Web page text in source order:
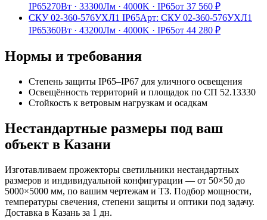
IP65270Вт · 33300Лм · 4000K · IP65от 37 560 ₽
СКУ 02-360-576УХЛ1 IP65Арт: СКУ 02-360-576УХЛ1
IP65360Вт · 43200Лм · 4000K · IP65от 44 280 ₽
Нормы и требования
Степень защиты IP65–IP67 для уличного освещения
Освещённость территорий и площадок по СП 52.13330
Стойкость к ветровым нагрузкам и осадкам
Нестандартные размеры под ваш
объект в Казани
Изготавливаем прожекторы светильники нестандартных
размеров и индивидуальной конфигурации — от 50×50 до
5000×5000 мм, по вашим чертежам и ТЗ. Подбор мощности,
температуры свечения, степени защиты и оптики под задачу.
Доставка в Казань за 1 дн.